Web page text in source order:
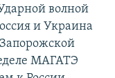
волной
и Украина
МАГАТЭ